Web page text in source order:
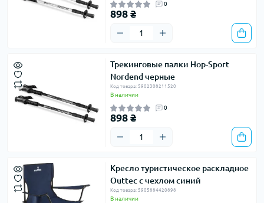
0
898 ₴
Трекинговые палки Hop-Sport
Nordend черные
Код товара: 5902308211520
В наличии
0
898 ₴
Кресло туристическое раскладное
Outtec с чехлом синий
Код товара: 5905884420898
В наличии